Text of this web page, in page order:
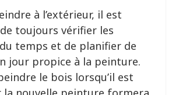
à l’extérieur, il est
toujours vérifier les
temps et de planifier de
jour propice à la peinture.
le bois lorsqu’il est